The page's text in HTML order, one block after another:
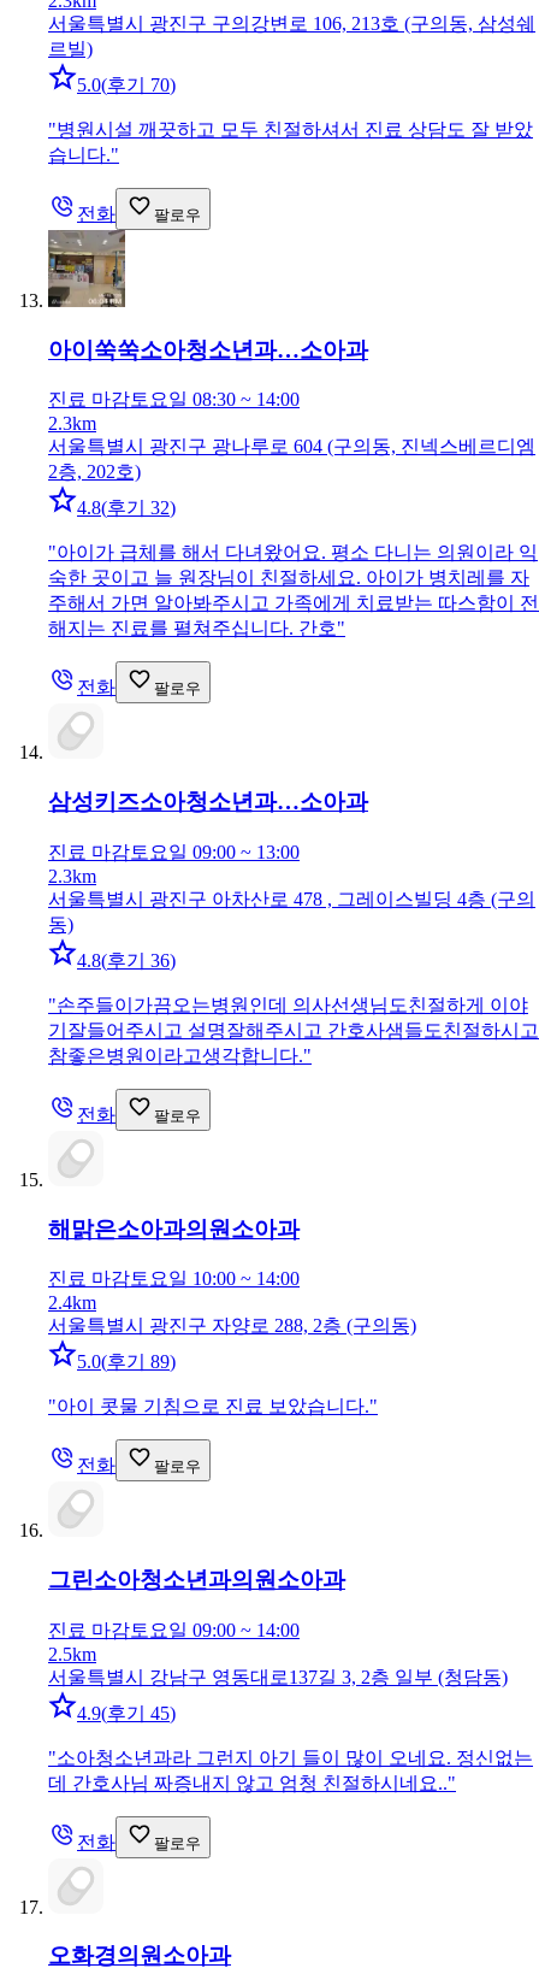
서울특별시 광진구 구의강변로 106, 213호 (구의동, 삼성쉐
르빌)
5.0(후기 70)
"병원시설 깨끗하고 모두 친절하셔서 진료 상담도 잘 받았
습니다."
전화 팔로우
아이쑥쑥소아청소년과…소아과
진료 마감토요일 08:30 ~ 14:00
2.3km
서울특별시 광진구 광나루로 604 (구의동, 진넥스베르디엠
2층, 202호)
4.8(후기 32)
"아이가 급체를 해서 다녀왔어요. 평소 다니는 의원이라 익
숙한 곳이고 늘 원장님이 친절하세요. 아이가 병치레를 자
주해서 가면 알아봐주시고 가족에게 치료받는 따스함이 전
해지는 진료를 펼쳐주십니다. 간호"
전화 팔로우
삼성키즈소아청소년과…소아과
진료 마감토요일 09:00 ~ 13:00
2.3km
서울특별시 광진구 아차산로 478 , 그레이스빌딩 4층 (구의
동)
4.8(후기 36)
"손주들이가끔오는병원인데 의사선생님도친절하게 이야
기잘들어주시고 설명잘해주시고 간호사샘들도친절하시고
참좋은병원이라고생각합니다."
전화 팔로우
해맑은소아과의원 소아과
진료 마감토요일 10:00 ~ 14:00
2.4km
서울특별시 광진구 자양로 288, 2층 (구의동)
5.0(후기 89)
"아이 콧물 기침으로 진료 보았습니다."
전화 팔로우
그린소아청소년과의원 소아과
진료 마감토요일 09:00 ~ 14:00
2.5km
서울특별시 강남구 영동대로137길 3, 2층 일부 (청담동)
4.9(후기 45)
"소아청소년과라 그런지 아기 들이 많이 오네요. 정신없는
데 간호사님 짜증내지 않고 엄청 친절하시네요.."
전화 팔로우
오화경의원소아과